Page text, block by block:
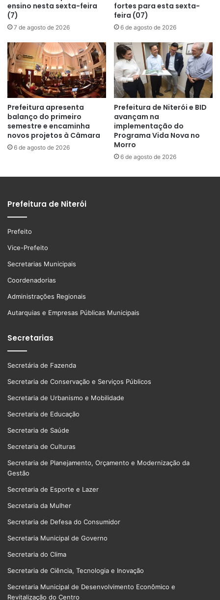
ensino nesta sexta-feira
(7)
7 de agosto de 2026
fortes para esta sexta-
feira (07)
6 de agosto de 2026
Prefeitura apresenta
balanço do primeiro
semestre e encaminha
novos projetos à Câmara
6 de agosto de 2026
Prefeitura de Niterói e BID
avançam na
implementação do
Programa Vida Nova no
Morro
6 de agosto de 2026
Prefeitura de Niterói
Prefeito
Vice-Prefeito
Secretarias Municipais
Coordenadorias
Administrações Regionais
Autarquias e Empresas Públicas Municipais
Secretarias
Secretária de Fazenda
Secretaria de Conservação e Serviços Públicos
Secretaria de Urbanismo e Mobilidade
Secretaria de Educação
Secretaria de Saúde
Secretaria de Culturas
Secretaria de Planejamento, Orçamento e Modernização da
Gestão
Secretaria de Esporte e Lazer
Secretaria da Mulher
Secretaria de Defesa do Consumidor
Secretaria Municipal de Governo
Secretaria do Clima
Secretaria de Ciência, Tecnologia e Inovação
Secretaria Municipal de Desenvolvimento Econômico e
Revitalização do Centro